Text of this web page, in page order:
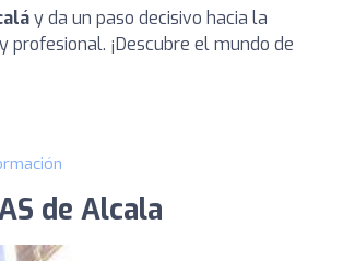
y da un paso decisivo hacia la
¡Descubre el mundo de
de Alcala